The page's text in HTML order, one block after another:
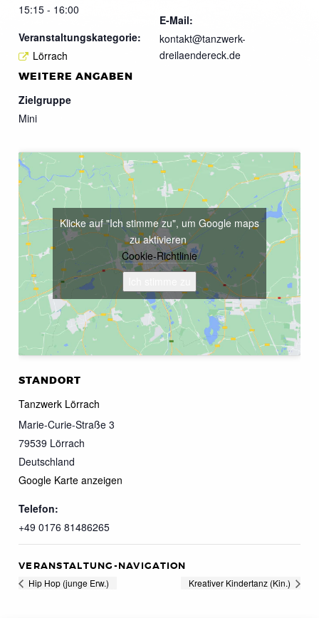
15:15 - 16:00
Veranstaltungskategorie:
Lörrach
E-Mail:
kontakt@tanzwerk-
dreilaendereck.de
WEITERE ANGABEN
Zielgruppe
Mini
STANDORT
Tanzwerk Lörrach
Marie-Curie-Straße 3
79539 Lörrach
Deutschland
Google Karte anzeigen
Telefon:
+49 0176 81486265
Klicke auf "Ich stimme zu", um Google maps
zu aktivieren
Cookie-Richtlinie
VERANSTALTUNG-NAVIGATION
Hip Hop (junge Erw.) Kreativer Kindertanz (Kin.)